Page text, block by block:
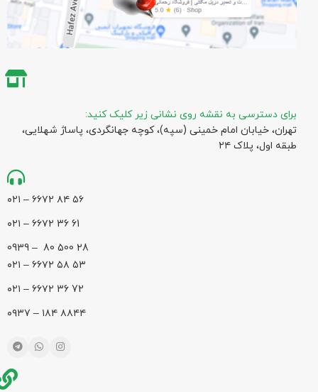
برای دسترسی به نقشه روی نشانی زیر کلیک کنید:
تهران، خیابان امام خمینی (سپه)، کوچه جهانگردی،‌ پاساژ شهلایی،
طبقه اول، پلاک ۲۴
۵۶ ۸۴ ۶۶۷۲ – ۰۲۱
61 36 ۶۶۷۲ – ۰۲۱
28 500 80 – 0939
۵۳ ۵۸ ۶۶۷۲ – ۰۲۱
72 36 ۶۶۷۲ – ۰۲۱
۸۸۴۴ ۱۸۴ – ۰۹۳۷